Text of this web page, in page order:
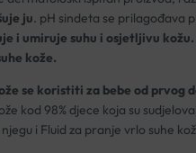
ju. pH sindeta se prilagođava
i umiruje suhu i osjetljivu kožu.
kože.
se koristiti za bebe od prvog
kod 98% djece koja su
njegu i Fluid za pranje vrlo suhe